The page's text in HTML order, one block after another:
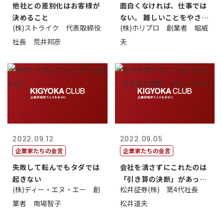
他社との差別化はお客様が
決めること
(株)ストライク 代表取締役
社長 荒井邦彦
面白くなければ、仕事では
ない。 難しいことをやさし
く。やさし...
(株)ホリプロ 創業者 堀威
夫
2022.09.12
企業家たちの金言
失敗して転んでもタダでは
起きない
(株)ディー・エヌ・エー 創
業者 南場智子
2022.09.05
企業家たちの金言
会社を潰さずにこれたのは
「引き算の決断」があった
から
松井証券(株) 第4代社長
松井道夫